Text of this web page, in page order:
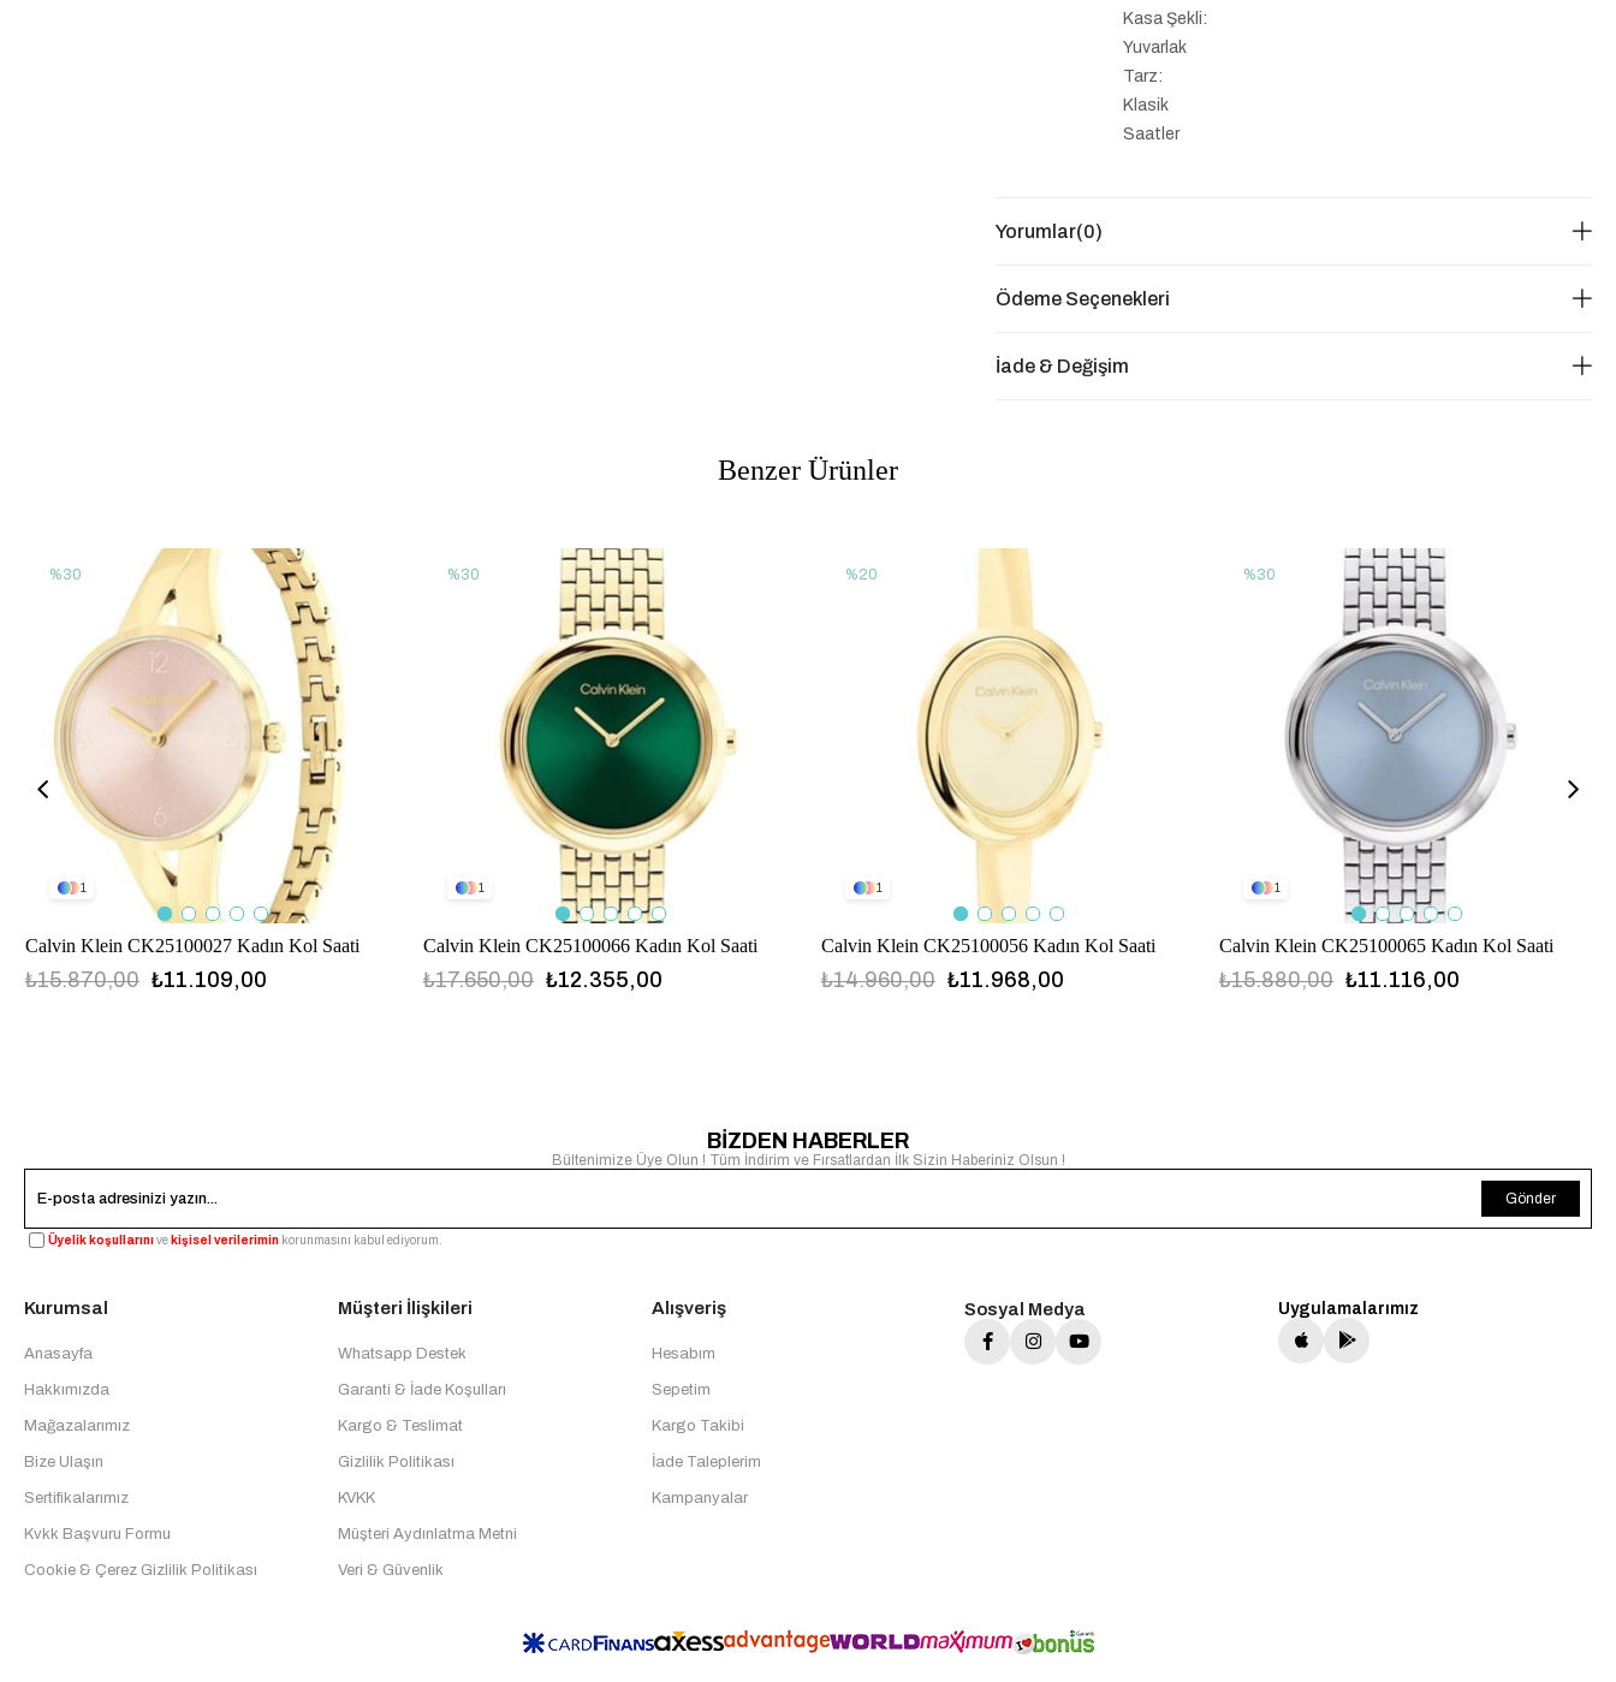
Kasa Şekli:
Yuvarlak
Tarz:
Klasik
Saatler
Yorumlar(0)
Ödeme Seçenekleri
İade & Değişim
Benzer Ürünler
1
Calvin Klein CK25100027 Kadın Kol Saati
₺11.109,00
₺15.870,00
%30
1
Calvin Klein CK25100066 Kadın Kol Saati
₺12.355,00
₺17.650,00
%30
1
Calvin Klein CK25100056 Kadın Kol Saati
₺11.968,00
₺14.960,00
%20
1
Calvin Klein CK25100065 Kadın Kol Saati
₺11.116,00
₺15.880,00
%30
BİZDEN HABERLER
Bültenimize Üye Olun ! Tüm İndirim ve Fırsatlardan İlk Sizin Haberiniz Olsun !
Gönder
Üyelik koşullarınıve kişisel verilerimin korunmasını kabul ediyorum.
Kurumsal
Anasayfa
Hakkımızda
Mağazalarımız
Bize Ulaşın
Sertifikalarımız
Kvkk Başvuru Formu
Cookie & Çerez Gizlilik Politikası
Müşteri İlişkileri
Whatsapp Destek
Garanti & İade Koşulları
Kargo & Teslimat
Gizlilik Politikası
KVKK
Müşteri Aydınlatma Metni
Veri & Güvenlik
Alışveriş
Hesabım
Sepetim
Kargo Takibi
İade Taleplerim
Kampanyalar
Sosyal Medya Uygulamalarımız